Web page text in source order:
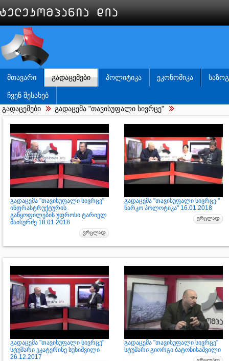
ᲛᲗᲐᲕᲐᲠᲘ ᲒᲐᲓᲐᲪᲔᲛᲔᲑᲘ ᲞᲝᲚᲘᲢᲘᲙᲐ ᲔᲙᲝᲜᲝᲛᲘᲙᲐ
ᲩᲕᲔᲜ ᲨᲔᲡᲐᲮᲔᲑ
გადაცემები
გადაცემა "თავისუფალი სივრცე"
გადაცემა "თავისუფალი სივრცე"
ინფრასტრუქტურის
განყოფილების უფროსი ტარიელ
მაისურძე 18.01.2018
გადაცემა "თავისუფალი სივრცე "
ნარკო პოლოტიკა" 16.01.2018
გადაცემა "თავისუფალი სივრცე"
სტუმარი ეკატერინე სუხიშვილი
26.12.2017
გადაცემა "თავისუფალი სივრცე"
სტუმარი გიორგი ბატონისაშვილი